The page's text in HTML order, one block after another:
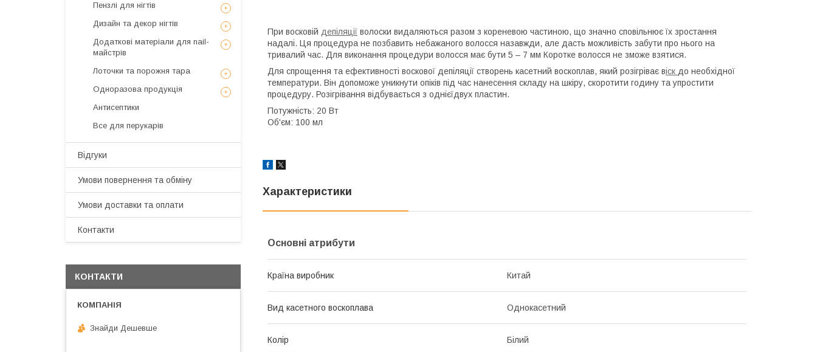
При восковій депіляції волоски видаляються разом з кореневою частиною, що значно сповільнює їх зростання
надалі. Ця процедура не позбавить небажаного волосся назавжди, але дасть можливість забути про нього на
тривалий час. Для виконання процедури волосся має бути 5 – 7 мм Коротке волосся не зможе взятися.
Для спрощення та ефективності воскової депіляції створень касетний воскоплав, який розігріває віск до необхідної
температури. Він допоможе уникнути опіків під час нанесення складу на шкіру, скоротити годину та упростити
процедуру. Розігрівання відбувається з однієїдвух пластин.
Потужність: 20 Вт
Об'єм: 100 мл
Характеристики
Основні атрибути
Країна виробник Китай
Вид касетного воскоплава Однокасетний
Колір Білий
Пензлі для нігтів
Дизайн та декор нігтів
Додаткові матеріали для nail-
майстрів
Лоточки та порожня тара
Одноразова продукція
Антисептики
Все для перукарів
Відгуки
Умови повернення та обміну
Умови доставки та оплати
Контакти
КОНТАКТИ
Знайди Дешевше